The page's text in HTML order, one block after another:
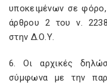
υποκειμένων σε
άρθρου 2 του ν.
στην Δ.Ο.Υ.
6. Οι αρχικές
σύμφωνα με την